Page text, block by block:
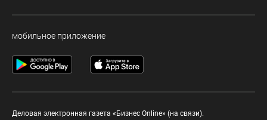
мобильное приложение
Деловая электронная газета «Бизнес Online» (на связи).